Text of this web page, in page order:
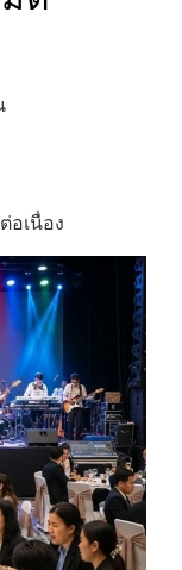
อเนื่อง